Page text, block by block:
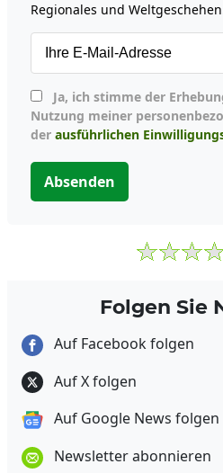
Regionales und
Nutzung meiner
der ausführlichen
Absenden
Folgen Sie
Auf Facebook folgen
Auf X folgen
Auf Google News folgen
Newsletter abonnieren